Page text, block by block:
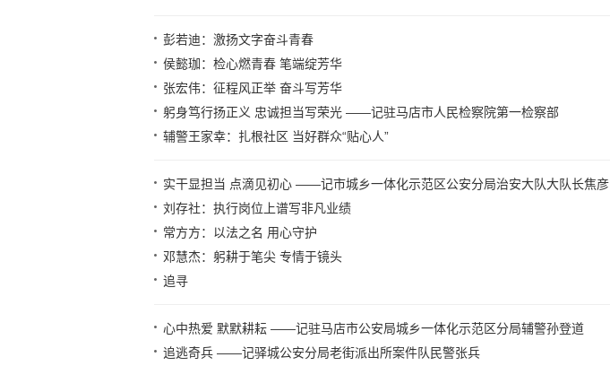
彭若迪：激扬文字奋斗青春
侯懿珈：检心燃青春 笔端绽芳华
张宏伟：征程风正举 奋斗写芳华
躬身笃行扬正义 忠诚担当写荣光 ——记驻马店市人民检察院第一检察部
辅警王家幸：扎根社区 当好群众“贴心人”
实干显担当 点滴见初心 ——记市城乡一体化示范区公安分局治安大队大队长焦彦
刘存社：执行岗位上谱写非凡业绩
常方方：以法之名 用心守护
邓慧杰：躬耕于笔尖 专情于镜头
追寻
心中热爱 默默耕耘 ——记驻马店市公安局城乡一体化示范区分局辅警孙登道
追逃奇兵 ——记驿城公安分局老街派出所案件队民警张兵